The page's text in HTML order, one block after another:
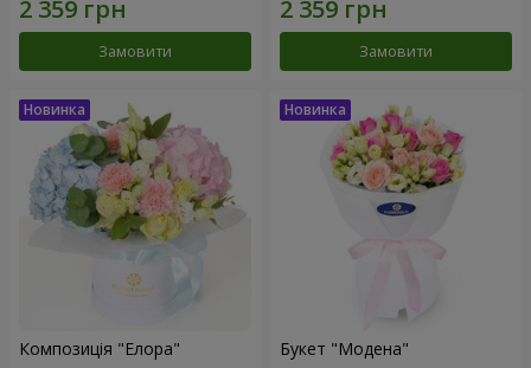
Замовити Замовити
Композиція "Елора" Букет "Модена"